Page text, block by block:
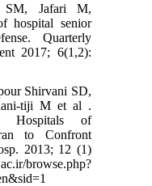
SM, Jafari M,
hospital senior
Quarterly
2017; 6(1,2):
Shirvani SD,
tiji M et al .
Hospitals of
to Confront
2013; 12 (1)
browse.php?